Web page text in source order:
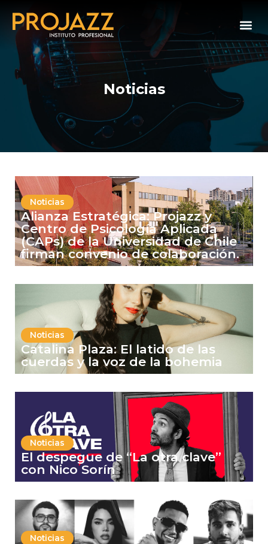
Noticias
Noticias
Alianza Estratégica: Projazz y
Centro de Psicología Aplicada
(CAPs) de la Universidad de Chile
firman convenio de colaboración.
Noticias
Catalina Plaza: El latido de las
cuerdas y la voz de la bohemia
Noticias
El despegue de “La otra clave”
con Nico Sorín
Noticias